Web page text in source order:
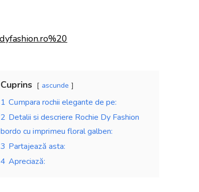
Cuprins ascunde
1 Cumpara rochii elegante de pe:
2 Detalii si descriere Rochie Dy Fashion
bordo cu imprimeu floral galben:
3 Partajează asta:
4 Apreciază: